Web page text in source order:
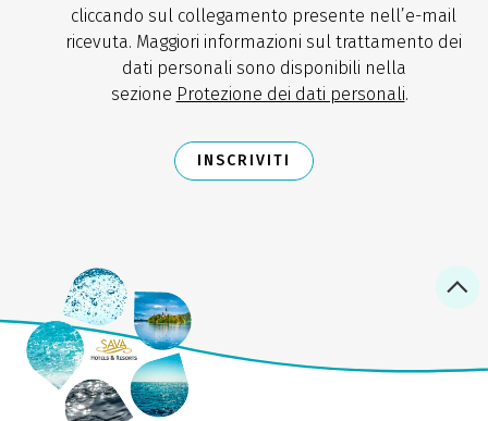
cliccando sul collegamento presente nell’e-mail
ricevuta. Maggiori informazioni sul trattamento dei
dati personali sono disponibili nella
sezione Protezione dei dati personali.
INSCRIVITI